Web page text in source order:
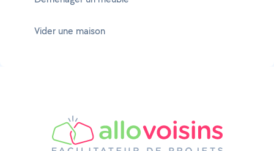
Vider une maison